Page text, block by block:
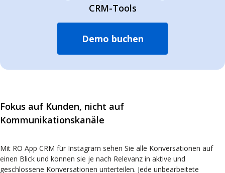
CRM-Tools
Demo buchen
Fokus auf Kunden, nicht auf
Kommunikationskanäle
Mit RO App CRM für Instagram sehen Sie alle Konversationen auf
einen Blick und können sie je nach Relevanz in aktive und
geschlossene Konversationen unterteilen. Jede unbearbeitete